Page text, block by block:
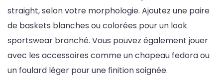
straight, selon votre morphologie. Ajoutez une paire
de baskets blanches ou colorées pour un look
sportswear branché. Vous pouvez également jouer
avec les accessoires comme un chapeau fedora ou
un foulard léger pour une finition soignée.